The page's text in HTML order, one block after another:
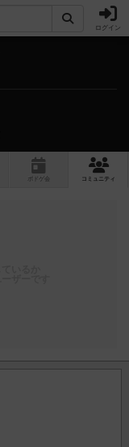
ログイン
ボ ドゲ コミュニティ